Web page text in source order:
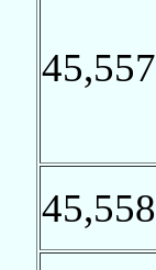
45,557
45,558